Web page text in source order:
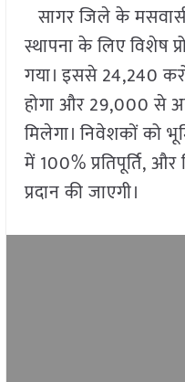
सागर जिले के मसवासी
स्थापना के लिए विशेष
गया। इससे 24,240
होगा और 29,000 से
मिलेगा। निवेशकों को
में 100% प्रतिपूर्ति,
प्रदान की जाएगी।